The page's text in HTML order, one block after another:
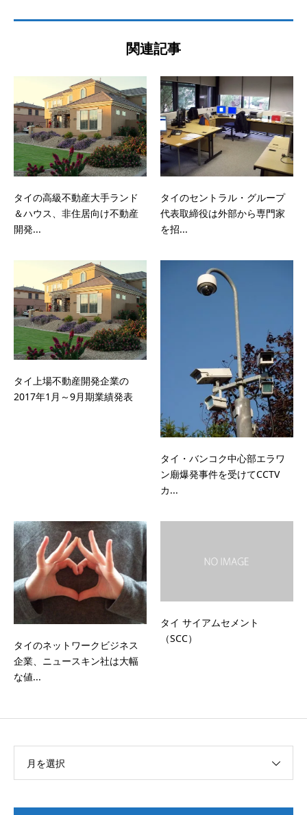
関連記事
タイの高級不動産大手ランド
＆ハウス、非住居向け不動産
開発...
タイのセントラル・グループ
代表取締役は外部から専門家
を招...
タイ上場不動産開発企業の
2017年1月～9月期業績発表
タイ・バンコク中心部エラワ
ン廟爆発事件を受けてCCTV
カ...
タイのネットワークビジネス
企業、ニュースキン社は大幅
な値...
タイ サイアムセメント
（SCC）
月を選択